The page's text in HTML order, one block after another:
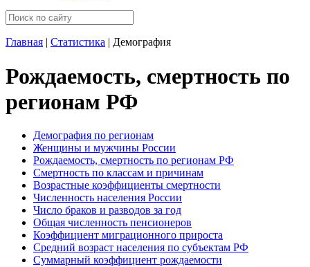
Главная | Статистика | Демография
Рождаемость, смертность по
регионам РФ
Демография по регионам
Женщины и мужчины России
Рождаемость, смертность по регионам РФ
Смертность по классам и причинам
Возрастные коэффициенты смертности
Численность населения России
Число браков и разводов за год
Общая численность пенсионеров
Коэффициент миграционного прироста
Средний возраст населения по субъектам РФ
Суммарный коэффициент рождаемости